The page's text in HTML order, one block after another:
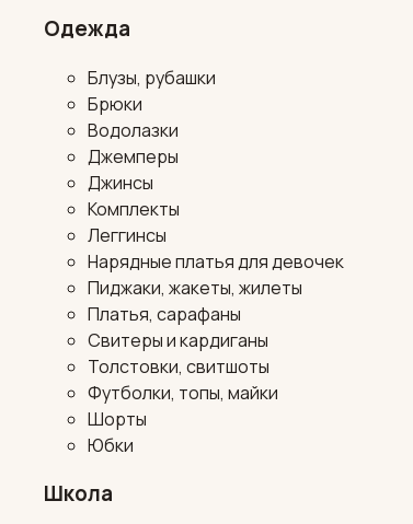
Одежда
Блузы, рубашки
Брюки
Водолазки
Джемперы
Джинсы
Комплекты
Леггинсы
Нарядные платья для девочек
Пиджаки, жакеты, жилеты
Платья, сарафаны
Свитеры и кардиганы
Толстовки, свитшоты
Футболки, топы, майки
Шорты
Юбки
Школа